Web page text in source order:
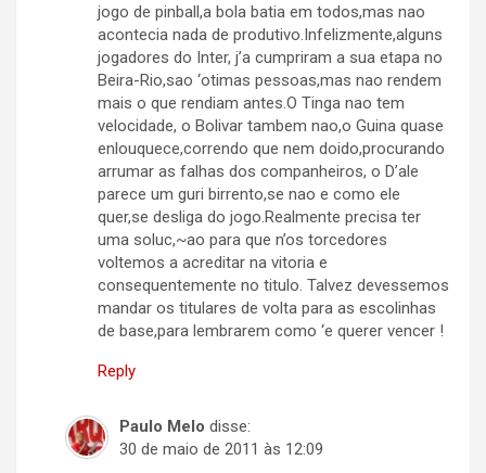
jogo de pinball,a bola batia em todos,mas nao
acontecia nada de produtivo.Infelizmente,alguns
jogadores do Inter, j’a cumpriram a sua etapa no
Beira-Rio,sao ‘otimas pessoas,mas nao rendem
mais o que rendiam antes.O Tinga nao tem
velocidade, o Bolivar tambem nao,o Guina quase
enlouquece,correndo que nem doido,procurando
arrumar as falhas dos companheiros, o D’ale
parece um guri birrento,se nao e como ele
quer,se desliga do jogo.Realmente precisa ter
uma soluc,~ao para que n’os torcedores
voltemos a acreditar na vitoria e
consequentemente no titulo. Talvez devessemos
mandar os titulares de volta para as escolinhas
de base,para lembrarem como ‘e querer vencer !
Reply
Paulo Melo disse:
30 de maio de 2011 às 12:09